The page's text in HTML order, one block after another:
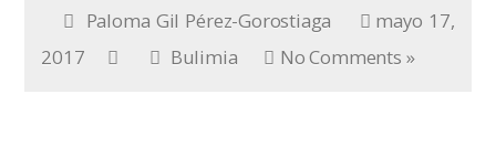
Paloma Gil Pérez-Gorostiaga
mayo 17,
2017
Bulimia No Comments »